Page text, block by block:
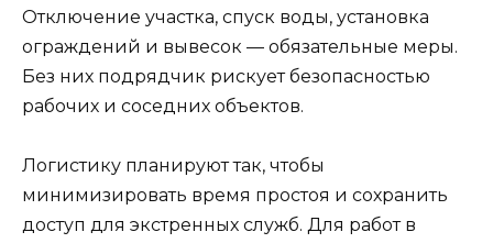
Отключение участка, спуск воды, установка
ограждений и вывесок — обязательные меры.
Без них подрядчик рискует безопасностью
рабочих и соседних объектов.
Логистику планируют так, чтобы
минимизировать время простоя и сохранить
доступ для экстренных служб. Для работ в